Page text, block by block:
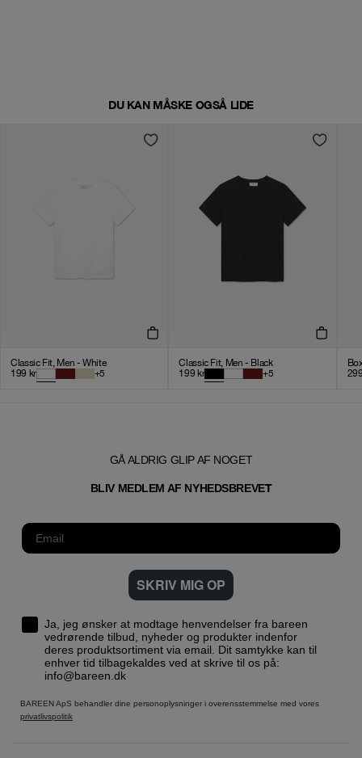
DU KAN MÅSKE OGSÅ LIDE
Classic Fit, Men - White
199 kr +5
Classic Fit, Men - Black
199 kr +5
GÅ ALDRIG GLIP AF NOGET
BLIV MEDLEM AF NYHEDSBREVET
SKRIV MIG OP
Ja, jeg ønsker at modtage henvendelser fra bareen
vedrørende tilbud, nyheder og produkter indenfor
deres produktsortiment via email. Dit samtykke kan til
enhver tid tilbagekaldes ved at skrive til os på:
info@bareen.dk
BAREEN ApS behandler dine personoplysninger i overensstemmelse med vores
privatlivspolitik